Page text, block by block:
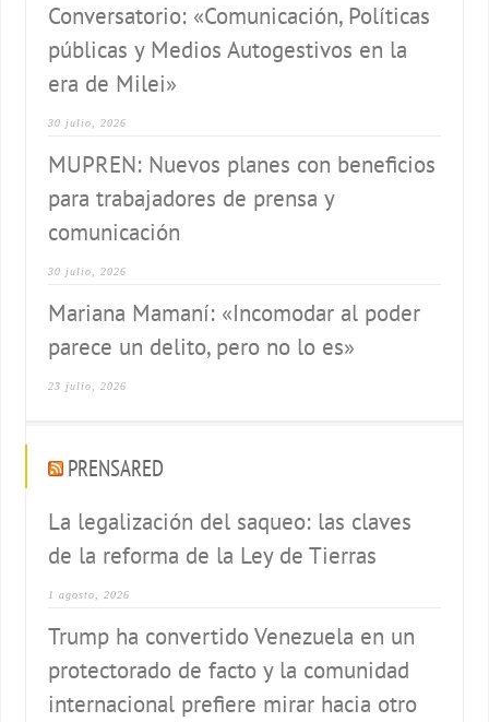
Conversatorio: «Comunicación, Políticas
públicas y Medios Autogestivos en la
era de Milei»
30 julio, 2026
MUPREN: Nuevos planes con beneficios
para trabajadores de prensa y
comunicación
30 julio, 2026
Mariana Mamaní: «Incomodar al poder
parece un delito, pero no lo es»
23 julio, 2026
PRENSARED
La legalización del saqueo: las claves
de la reforma de la Ley de Tierras
1 agosto, 2026
Trump ha convertido Venezuela en un
protectorado de facto y la comunidad
internacional prefiere mirar hacia otro